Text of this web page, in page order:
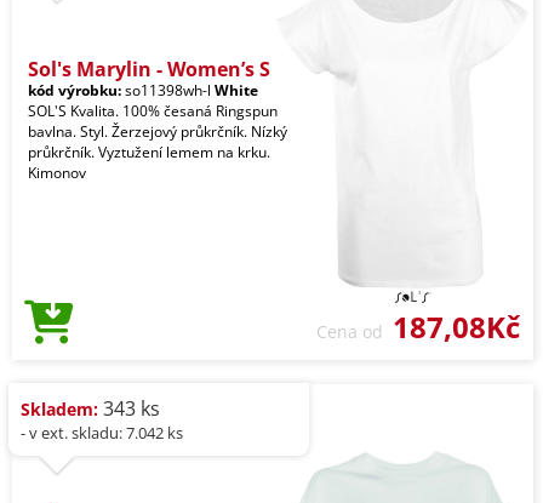
Sol's Marylin - Women’s S
kód výrobku:so11398wh-l White
SOL'S Kvalita. 100% česaná Ringspun
bavlna. Styl. Žerzejový průkrčník. Nízký
průkrčník. Vyztužení lemem na krku.
Kimonov
Cena od 187,08Kč
Skladem: 343 ks
- v ext. skladu: 7.042 ks